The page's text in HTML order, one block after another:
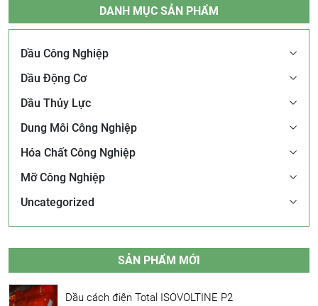
DANH MỤC SẢN PHẨM
Dầu Công Nghiệp
Dầu Động Cơ
Dầu Thủy Lực
Dung Môi Công Nghiệp
Hóa Chất Công Nghiệp
Mỡ Công Nghiệp
Uncategorized
SẢN PHẨM MỚI
Dầu cách điện Total ISOVOLTINE P2